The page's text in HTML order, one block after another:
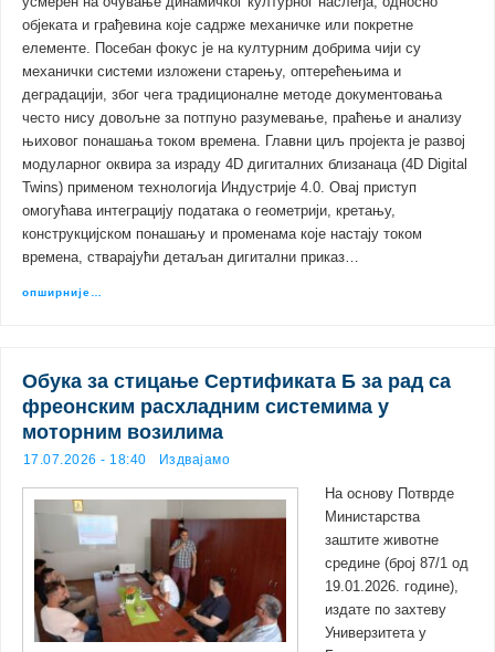
објеката и грађевина које садрже механичке или покретне
елементе. Посебан фокус је на културним добрима чији су
механички системи изложени старењу, оптерећењима и
деградацији, због чега традиционалне методе документовања
често нису довољне за потпуно разумевање, праћење и анализу
њиховог понашања током времена. Главни циљ пројекта је развој
модуларног оквира за израду 4D дигиталних близанаца (4D Digital
Twins) применом технологија Индустрије 4.0. Овај приступ
омогућава интеграцију података о геометрији, кретању,
конструкцијском понашању и променама које настају током
времена, стварајући детаљан дигитални приказ…
опширније…
Обука за стицање Сертификата Б за рад са
фреонским расхладним системима у
моторним возилима
17.07.2026 - 18:40 Издвајамо
На основу Потврде
Министарства
заштите животне
средине (број 87/1 од
19.01.2026. године),
издате по захтеву
Универзитета у